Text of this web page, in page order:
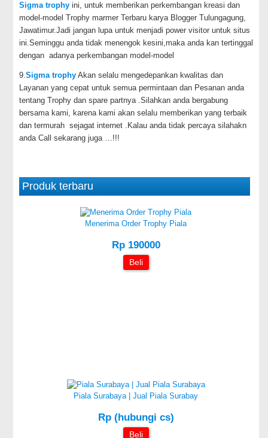
Sigma trophy ini, untuk memberikan perkembangan kreasi dan
model-model Trophy marmer Terbaru karya Blogger Tulungagung,
Jawatimur.Jadi jangan lupa untuk menjadi power visitor untuk situs
ini.Seminggu anda tidak menengok kesini,maka anda kan tertinggal
dengan adanya perkembangan model-model
9.Sigma trophy Akan selalu mengedepankan kwalitas dan
Layanan yang cepat untuk semua permintaan dan Pesanan anda
tentang Trophy dan spare partnya .Silahkan anda bergabung
bersama kami, karena kami akan selalu memberikan yang terbaik
dan termurah sejagat internet .Kalau anda tidak percaya silahakn
anda Call sekarang juga …!!!
Produk terbaru
Menerima Order Trophy Piala
Rp 190000
Beli
Piala Surabaya | Jual Piala Surabay
Rp (hubungi cs)
Beli